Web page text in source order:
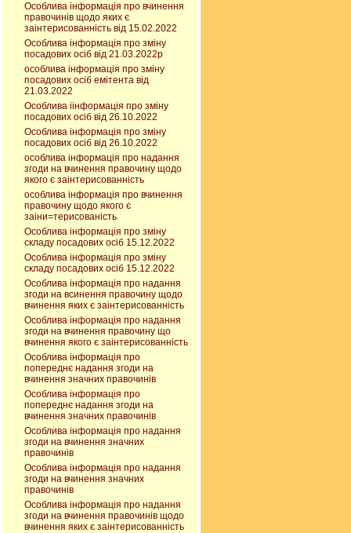
Особлива інформація про вчинення
правочинів щодо яких є
заінтерисованність від 15.02.2022
Особлива інформація про зміну
посадових осіб від 21.03.2022р
особлива інформація про зміну
посадових осіб емітента від
21.03.2022
Особлива іінформація про зміну
посадових осіб від 26.10.2022
Особлива інформація про зміну
посадових осіб від 26.10.2022
особлива інформація про надання
згоди на вчинення правочину щодо
якого є заінтерисованність
особлива інформація про вчинення
правочину щодо якого є
заіни=терисованість
Особлива інформація про зміну
складу посадових осіб 15.12.2022
Особлива інформація про зміну
складу посадових осіб 15.12.2022
Особлива інформація про надання
згоди на всинення правочину щодо
вчинення яких є заінтерисованність
Особлива інформація про надання
згоди на вчинення правочину що
вчинення якого є заінтерисованність
Особлива інформація про
попереднє надання згоди на
вчинення значних правочинів
Особлива інформація про
попереднє надання згоди на
вчинення значних правочинів
Особлива інформація про надання
згоди на вчинення значних
правочинів
Особлива інформація про надання
згоди на вчинення значних
правочинів
Особлива інформація про надання
згоди на вчинення правочинів щодо
вчинення яких є заінтерисованність